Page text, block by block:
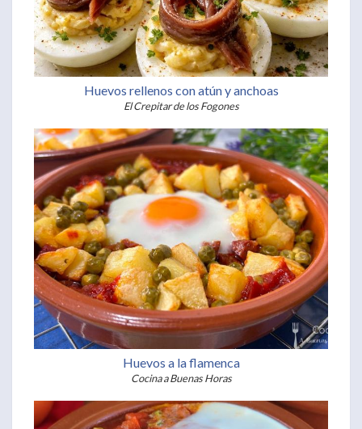
Huevos rellenos con atún y anchoas
El Crepitar de los Fogones
Huevos a la flamenca
Cocina a Buenas Horas